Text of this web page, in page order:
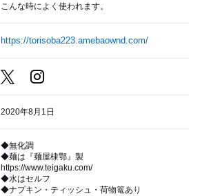
こんな時によく使われます。
https://torisoba223.amebaownd.com/
2020年8月1日
◆無化調
◆麺は『麺屋棣鄂』製
https://www.teigaku.com/
◆水はセルフ
◆ナプキン・ティッシュ・荷物篭あり